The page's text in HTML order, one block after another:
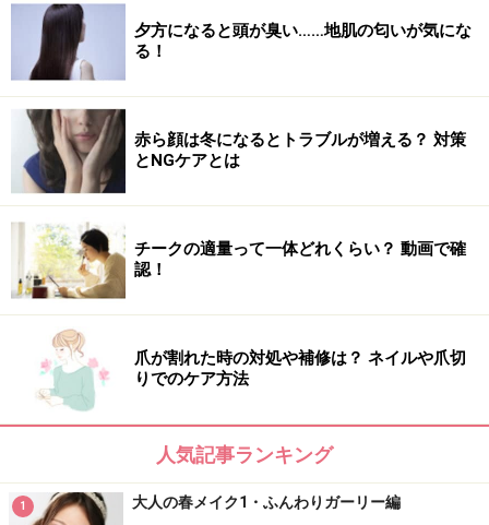
夕方になると頭が臭い……地肌の匂いが気にな
る！
赤ら顔は冬になるとトラブルが増える？ 対策
とNGケアとは
チークの適量って一体どれくらい？ 動画で確
認！
爪が割れた時の対処や補修は？ ネイルや爪切
りでのケア方法
人気記事ランキング
1 大人の春メイク1・ふんわりガーリー編